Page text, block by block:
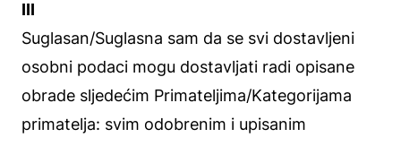
III
Suglasan/Suglasna sam da se svi dostavljeni
osobni podaci mogu dostavljati radi opisane
obrade sljedećim Primateljima/Kategorijama
primatelja: svim odobrenim i upisanim